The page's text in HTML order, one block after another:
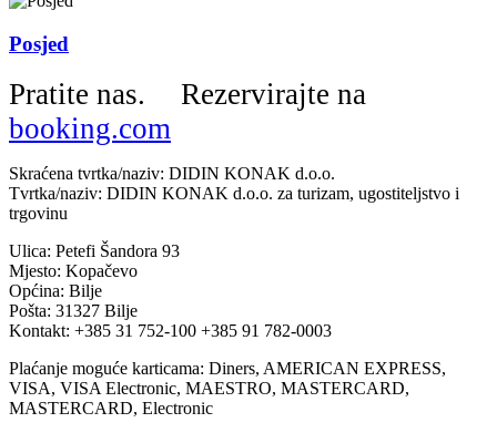
Posjed
Pratite nas.
Rezervirajte na
booking.com
Skraćena tvrtka/naziv: DIDIN KONAK d.o.o.
Tvrtka/naziv: DIDIN KONAK d.o.o. za turizam, ugostiteljstvo i
trgovinu
Ulica: Petefi Šandora 93
Mjesto: Kopačevo
Općina: Bilje
Pošta: 31327 Bilje
Kontakt: +385 31 752-100 +385 91 782-0003
Plaćanje moguće karticama: Diners, AMERICAN EXPRESS,
VISA, VISA Electronic, MAESTRO, MASTERCARD,
MASTERCARD, Electronic